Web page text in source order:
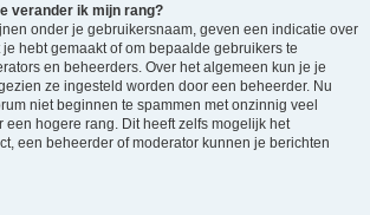
verander ik mijn rang?
onder je gebruikersnaam, geven een indicatie over
hebt gemaakt of om bepaalde gebruikers te
en beheerders. Over het algemeen kun je je
ze ingesteld worden door een beheerder. Nu
niet beginnen te spammen met onzinnig veel
een hogere rang. Dit heeft zelfs mogelijk het
een beheerder of moderator kunnen je berichten